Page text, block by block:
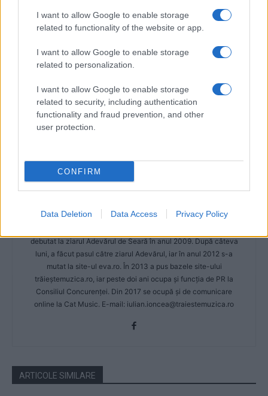
I want to allow Google to enable storage
related to functionality of the website or app.
I want to allow Google to enable storage
related to personalization.
I want to allow Google to enable storage
related to security, including authentication
functionality and fraud prevention, and other
user protection.
CONFIRM
Data Deletion Data Access Privacy Policy
Articol anterior
Narcotic Sound, Christian D şi
„Bye bye“
Următorul articol
Alcoolul, viciul care i-a distrus
căsnicia lui Doru, solistul de
la Deepcentral
Iulian Ioncea
https://www.traiestemuzica.ro
debutat la ziarul Adevărul de Seară în anul 2009. După câteva
luni, a făcut pasul către ziarul Adevărul, iar în anul 2012 s-a
mutat la site-ul eva.ro. În 2013 a pus bazele site-ului
trăieștemuzica.ro, iar peste doi ani ocupa și funcția de PR la
Consiliul Concurenței. Din 2017 se ocupă și de comunicare
online la Cat Music. E-mail: iulian.ioncea@traiestemuzica.ro
ARTICOLE SIMILARE